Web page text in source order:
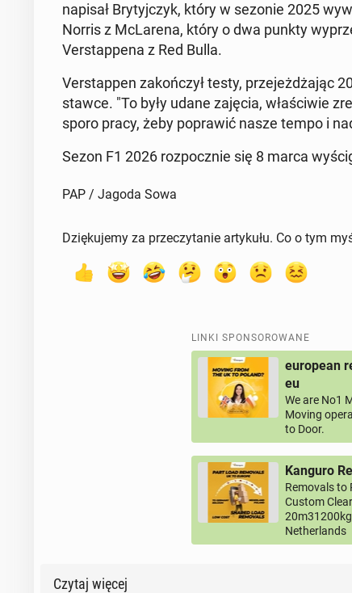
napisał Bry­tyj­czyk, który w sezonie 2025
Norris z McLa­re­na, który o dwa punkty
Ver­stap­pe­na z Red Bulla.
Ver­stap­pen za­koń­czył testy, prze­jeż­dża­jąc
stawce. "To były udane zajęcia, wła­ści­wie
sporo pracy, żeby po­pra­wić nasze tempo i
Sezon F1 2026 roz­pocz­nie się 8 marca
PAP / Jagoda Sowa
Dziękujemy za przeczytanie artykułu. Co o tym
LINKI SPONSOROWANE
european
eu
We are No1
Moving
to Door.
Kanguro
Removals to
Custom
Netherlands
Czytaj więcej